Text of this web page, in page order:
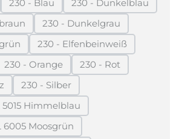
ist zurzeit nicht verfügbar.)
230 - Blau
(Diese Option ist zurzeit nicht
230 - Dunkelblau
(Diese Option ist
Option ist zurzeit nicht verfügbar.)
230 - Dunkelgrau
(Diese Option ist zurzeit
Option ist zurzeit nicht verfügbar.)
230 - Elfenbeinweiß
(Diese Option ist zurzeit
ist zurzeit nicht verfügbar.)
230 - Orange
(Diese Option ist zurzeit nicht
230 - Rot
(Diese Option ist
ist zurzeit nicht verfügbar.)
230 - Silber
(Diese Option ist zurzeit nicht
5015 Himmelblau
(Diese Option ist zurzeit nicht verfügbar.)
6005 Moosgrün
(Diese Option ist zurzeit nicht verfügbar.)